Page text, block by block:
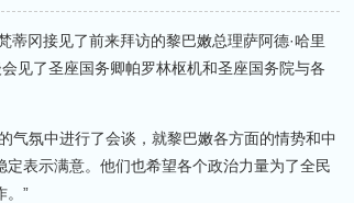
蒂冈接见了前来拜访的黎巴嫩总理萨阿德·哈里
见了圣座国务卿帕罗林枢机和圣座国务院与各
气氛中进行了会谈，就黎巴嫩各方面的情势和中
表示满意。他们也希望各个政治力量为了全民
。”